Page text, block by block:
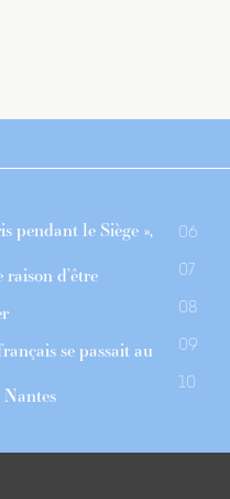
pendant le Siège »,
d’être
se passait au
06
07
08
09
10